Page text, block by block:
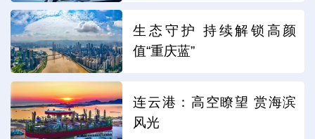
生态守护 持续解锁高颜
值“重庆蓝”
连云港：高空瞭望 赏海滨
风光